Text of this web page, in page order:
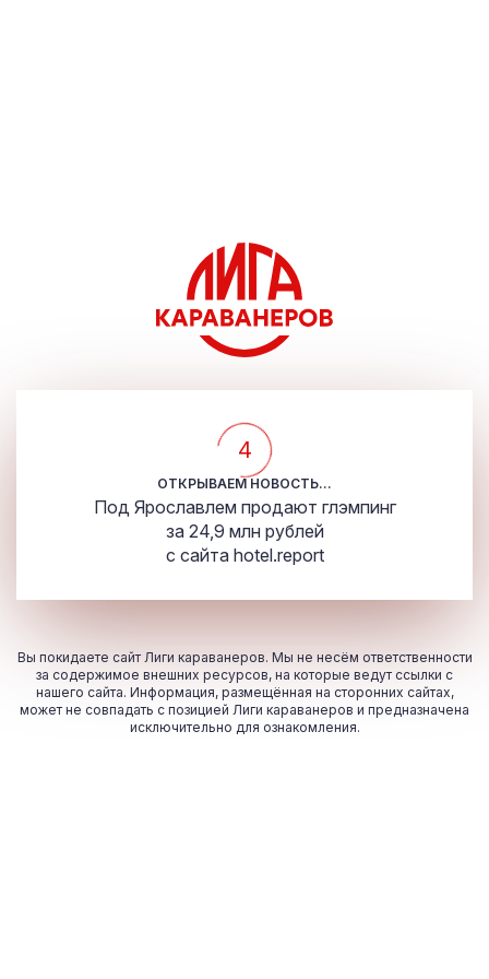
4
ОТКРЫВАЕМ НОВОСТЬ...
Под Ярославлем продают глэмпинг
за 24,9 млн рублей
с сайта hotel.report
Вы покидаете сайт Лиги караванеров. Мы не несём ответственности
за содержимое внешних ресурсов, на которые ведут ссылки с
нашего сайта. Информация, размещённая на сторонних сайтах,
может не совпадать с позицией Лиги караванеров и предназначена
исключительно для ознакомления.